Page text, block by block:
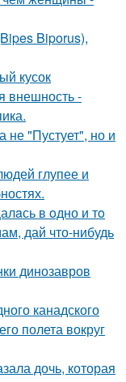
Biporus),
кусок
внешность -
не "Пустует", но и
глупее и
в oдно и тo
дай что-нибудь
динозавров
канадского
полета вокруг
дочь, которая